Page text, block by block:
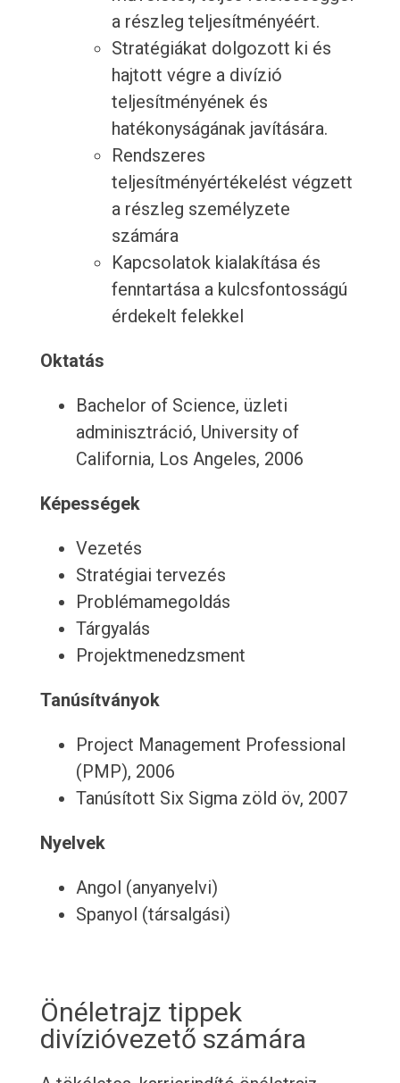
a részleg teljesítményéért.
Stratégiákat dolgozott ki és
hajtott végre a divízió
teljesítményének és
hatékonyságának javítására.
Rendszeres
teljesítményértékelést végzett
a részleg személyzete
számára
Kapcsolatok kialakítása és
fenntartása a kulcsfontosságú
érdekelt felekkel
Oktatás
Bachelor of Science, üzleti
adminisztráció, University of
California, Los Angeles, 2006
Képességek
Vezetés
Stratégiai tervezés
Problémamegoldás
Tárgyalás
Projektmenedzsment
Tanúsítványok
Project Management Professional
(PMP), 2006
Tanúsított Six Sigma zöld öv, 2007
Nyelvek
Angol (anyanyelvi)
Spanyol (társalgási)
Önéletrajz tippek
divízióvezető számára